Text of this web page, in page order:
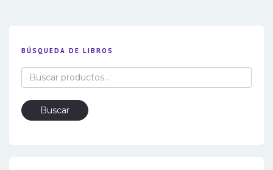
BÚSQUEDA DE LIBROS
Buscar
por:
Buscar